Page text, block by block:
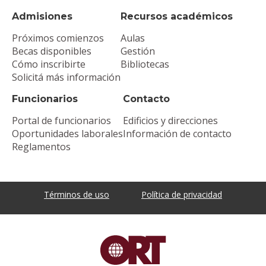
Admisiones
Próximos comienzos
Becas disponibles
Cómo inscribirte
Solicitá más información
Recursos académicos
Aulas
Gestión
Bibliotecas
Funcionarios
Portal de funcionarios
Oportunidades laborales
Reglamentos
Contacto
Edificios y direcciones
Información de contacto
Términos de uso Política de privacidad